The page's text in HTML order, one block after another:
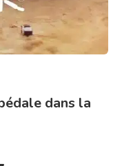
dans la